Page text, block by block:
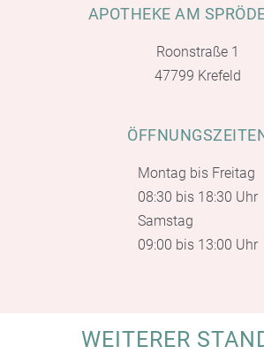
APOTHEKE AM
Roonstraße 1
47799 Krefeld
Montag bis Freitag
08:30 bis 18:30 Uhr
Samstag
09:00 bis 13:00 Uhr
WEITERER